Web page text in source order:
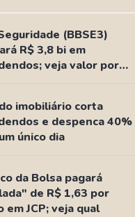
de Dividendos
do Dividendo Inteligente
Recomendadas
de Ativos
Mais Buscadas
Iniciante
(BBSE3)
R$ 3,8 bi em
veja valor por
imobiliário corta
e despenca 40%
único dia
da Bolsa pagará
de R$ 1,63 por
em JCP; veja qual